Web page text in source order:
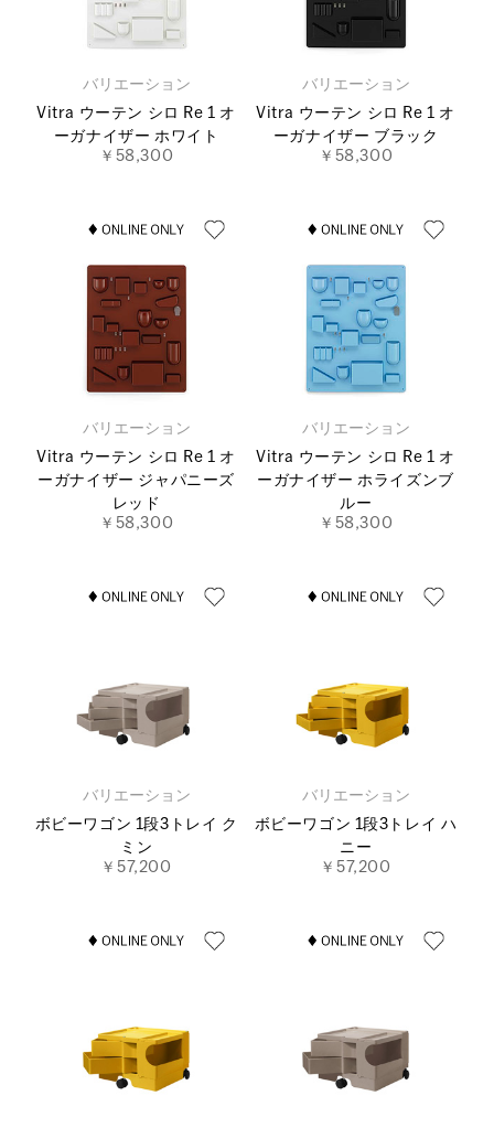
バリエーション
Vitra ウーテン シロ Re 1 オ
ーガナイザー ホワイト
￥58,300
バリエーション
Vitra ウーテン シロ Re 1 オ
ーガナイザー ブラック
￥58,300
バリエーション
Vitra ウーテン シロ Re 1 オ
ーガナイザー ジャパニーズ
レッド
￥58,300
バリエーション
Vitra ウーテン シロ Re 1 オ
ーガナイザー ホライズンブ
ルー
￥58,300
バリエーション
ボビーワゴン 1段3トレイ ク
ミン
￥57,200
バリエーション
ボビーワゴン 1段3トレイ ハ
ニー
￥57,200